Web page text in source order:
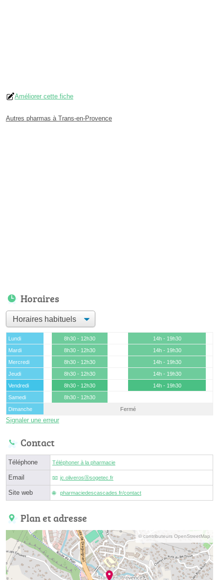
Améliorer cette fiche
Autres pharmas à Trans-en-Provence
Horaires
Lundi 8h30 - 12h30
14h - 19h30
Mardi
8h30 - 12h30
14h - 19h30
Mercredi
8h30 - 12h30
14h - 19h30
Jeudi
8h30 - 12h30
14h - 19h30
Vendredi
8h30 - 12h30
14h - 19h30
Samedi
8h30 - 12h30
Dimanche
Fermé
Signaler une erreur
Contact
Téléphone Téléphoner à la pharmacie
Email jc.oliverosⓐsogetec.fr
Site web pharmaciedescascades.fr/contact
Plan et adresse
© contributeurs OpenStreetMap